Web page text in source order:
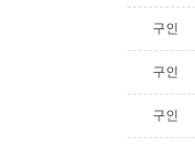
구인
구인
구인